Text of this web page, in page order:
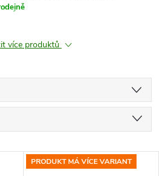
více produktů
PRODUKT MÁ VÍCE VARIANT